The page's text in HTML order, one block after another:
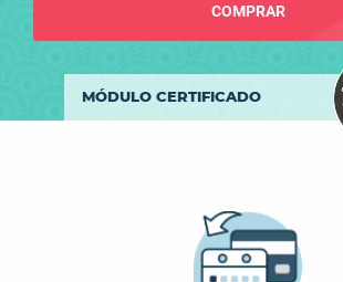
COMPRAR
MÓDULO CERTIFICADO